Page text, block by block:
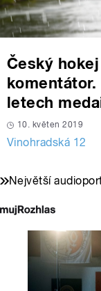
Český
letech
10. květen 2019
Vinohradská 12
Největší